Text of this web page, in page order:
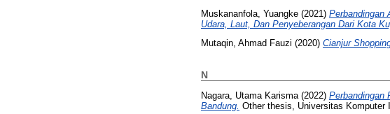
Muskananfola, Yuangke (2021) Perbandingan
Udara, Laut, Dan Penyeberangan Dari Kota
Mutaqin, Ahmad Fauzi (2020) Cianjur
N
Nagara, Utama Karisma(2022) Perbandingan
Bandung. Other thesis, Universitas Komputer